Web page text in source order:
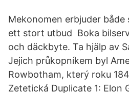
Mekonomen erbjuder både
ett stort utbud Boka
och däckbyte. Ta hjälp av
Jejich průkopníkem byl
Rowbotham, který roku
Zetetická Duplicate 1: Elon